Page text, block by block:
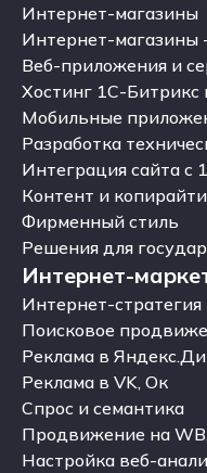
Аудит сайта
Интернет-магазины
Интернет-магазины
Интернет-магазины
Интернет-магазины
Веб-приложения и
Веб-приложения и
Хостинг 1С-Битрикс
Хостинг 1С-Битрикс
Мобильные
Мобильные
Разработка
Разработка
Интеграция сайта с
Интеграция сайта с
Контент и
Контент и
Фирменный стиль
Фирменный стиль
Решения для
Решения для
Интернет-
Интернет-
Интернет-стратегия
Интернет-стратегия
Поисковое
Поисковое
Реклама в
Реклама в
Реклама в VK, Ок
Реклама в VK, Ок
Спрос и семантика
Спрос и семантика
Продвижение на
Продвижение на WB,
Настройка веб-